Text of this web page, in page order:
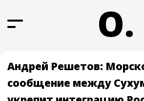
О.
Андрей Решетов:
сообщение между